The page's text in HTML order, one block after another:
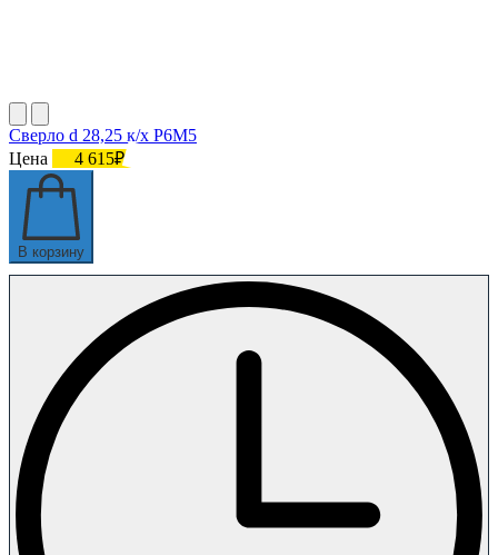
Сверло d 28,25 к/х Р6М5
Цена
4 615₽
В корзину